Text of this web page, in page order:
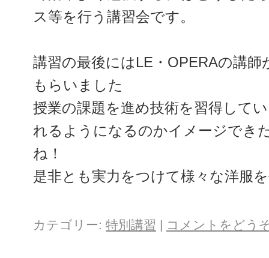
ス等を行う講習会です。
講習の最後にはLE・OPERAの講
もらいました
授業の課題を進め技術を習得して
れるようになるのかイメージでき
ね！
是非とも実力をつけて様々な洋服
カテゴリー: 特別講習 | コメントをどう